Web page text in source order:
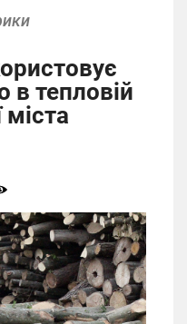
в тепловій
міста